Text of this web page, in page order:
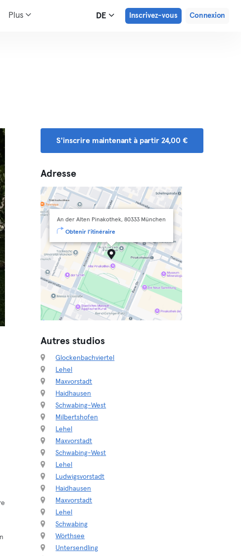
Plus DE Inscrivez-vous Connexion
S'inscrire maintenant à partir 24,00 €
Adresse
An der Alten Pinakothek, 80333 München
Obtenir l'itinéraire
Autres studios
Glockenbachviertel
Lehel
Maxvorstadt
Haidhausen
Schwabing-West
Milbertshofen
Lehel
Maxvorstadt
Schwabing-West
Lehel
Ludwigsvorstadt
Haidhausen
Maxvorstadt
Lehel
Schwabing
Wörthsee
Untersendling